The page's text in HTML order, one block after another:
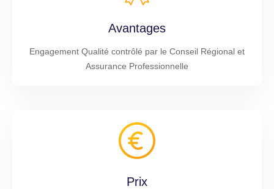
Avantages
Engagement Qualité contrôlé par le Conseil Régional et
Assurance Professionnelle
Prix